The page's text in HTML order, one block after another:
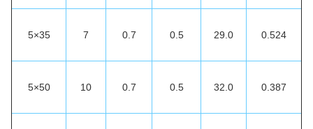
5×35 7 0.7 0.5 29.0 0.524
5×50 10 0.7 0.5 32.0 0.387